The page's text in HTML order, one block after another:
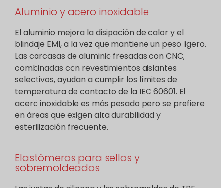
Aluminio y acero inoxidable
El aluminio mejora la disipación de calor y el
blindaje EMI, a la vez que mantiene un peso ligero.
Las carcasas de aluminio fresadas con CNC,
combinadas con revestimientos aislantes
selectivos, ayudan a cumplir los límites de
temperatura de contacto de la IEC 60601. El
acero inoxidable es más pesado pero se prefiere
en áreas que exigen alta durabilidad y
esterilización frecuente.
Elastómeros para sellos y
sobremoldeados